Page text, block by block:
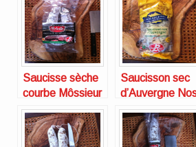
Saucisse sèche
courbe Môssieur
Polette
Saucisson sec
d’Auvergne
régions ont du
talent